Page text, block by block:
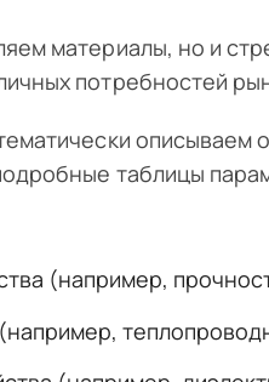
материалы, но и
потребностей
описываем
таблицы
(например,